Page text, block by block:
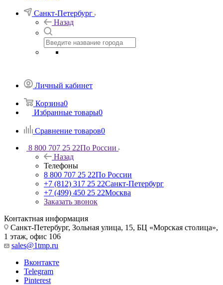
Санкт-Петербург
Назад
Личный кабинет
Корзина0
Избранные товары0
Сравнение товаров0
8 800 707 25 22По России
Назад
Телефоны
8 800 707 25 22По России
+7 (812) 317 25 22Санкт-Петербург
+7 (499) 450 25 22Москва
Заказать звонок
Контактная информация
Санкт-Петербург, Зольная улица, 15, БЦ «Морская столица»,
1 этаж, офис 106
sales@1tmp.ru
Вконтакте
Telegram
Pinterest